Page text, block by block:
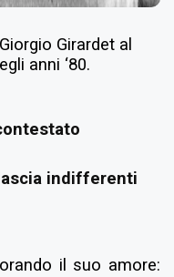
Girardet al
anni ‘80.
indifferenti
il suo amore: